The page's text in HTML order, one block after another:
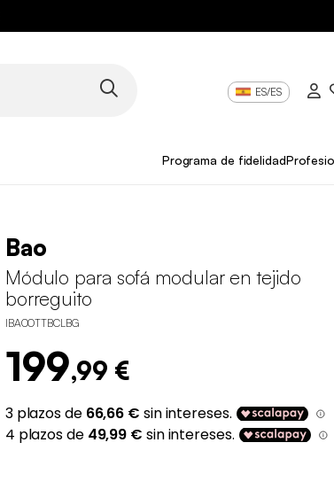
ES/ES
Programa de fidelidad
Bao
Módulo para sofá modular en tejido
borreguito
IBAOOTTBCLBG
199,99 €